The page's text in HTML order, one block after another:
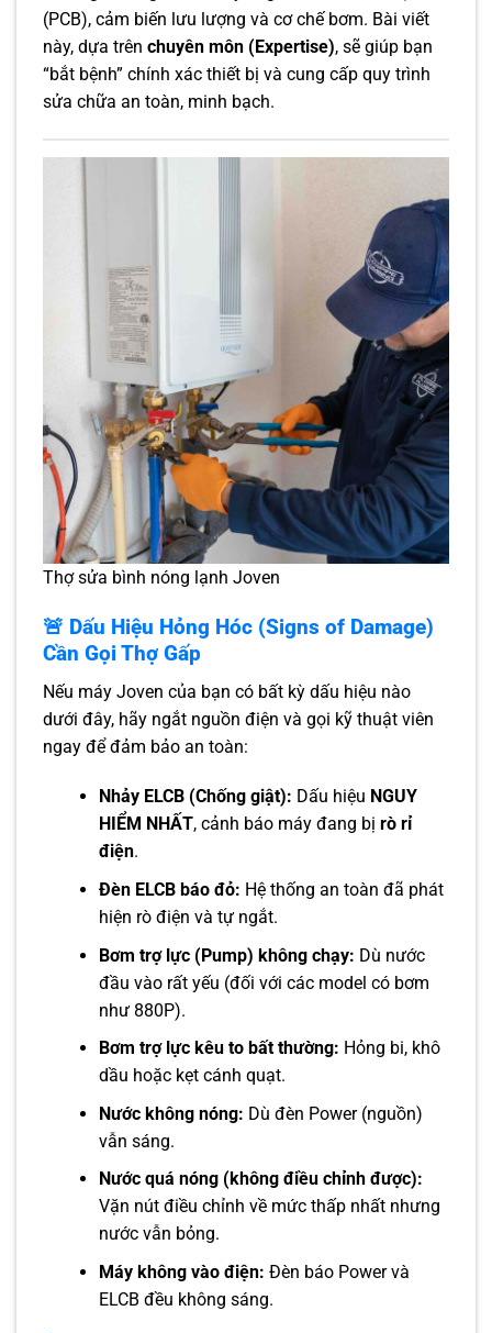
(PCB), cảm biến lưu lượng và cơ chế bơm. Bài viết
này, dựa trên chuyên môn (Expertise), sẽ giúp bạn
“bắt bệnh” chính xác thiết bị và cung cấp quy trình
sửa chữa an toàn, minh bạch.
Thợ sửa bình nóng lạnh Joven
🚨 Dấu Hiệu Hỏng Hóc (Signs of Damage)
Cần Gọi Thợ Gấp
Nếu máy Joven của bạn có bất kỳ dấu hiệu nào
dưới đây, hãy ngắt nguồn điện và gọi kỹ thuật viên
ngay để đảm bảo an toàn:
Nhảy ELCB (Chống giật): Dấu hiệu NGUY
HIỂM NHẤT, cảnh báo máy đang bị rò rỉ
điện.
Đèn ELCB báo đỏ: Hệ thống an toàn đã phát
hiện rò điện và tự ngắt.
Bơm trợ lực (Pump) không chạy: Dù nước
đầu vào rất yếu (đối với các model có bơm
như 880P).
Bơm trợ lực kêu to bất thường: Hỏng bi, khô
dầu hoặc kẹt cánh quạt.
Nước không nóng: Dù đèn Power (nguồn)
vẫn sáng.
Nước quá nóng (không điều chỉnh được):
Vặn nút điều chỉnh về mức thấp nhất nhưng
nước vẫn bỏng.
Máy không vào điện: Đèn báo Power và
ELCB đều không sáng.